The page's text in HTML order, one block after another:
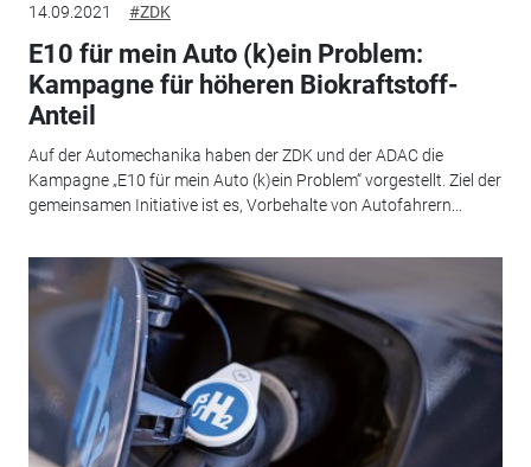
14.09.2021 #ZDK
E10 für mein Auto (k)ein Problem:
Kampagne für höheren Biokraftstoff-
Anteil
Auf der Automechanika haben der ZDK und der ADAC die
Kampagne „E10 für mein Auto (k)ein Problem“ vorgestellt. Ziel der
gemeinsamen Initiative ist es, Vorbehalte von Autofahrern...